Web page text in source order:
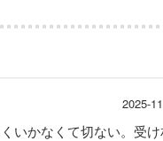
2025-
いかなくて切ない。受け